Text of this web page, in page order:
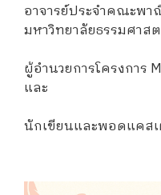
อาจารย์ประจำคณะพ
มหาวิทยาลัยธรรมศาส
ผู้อำนวยการโครงการ
และ
นักเขียนและพอดแคสเ